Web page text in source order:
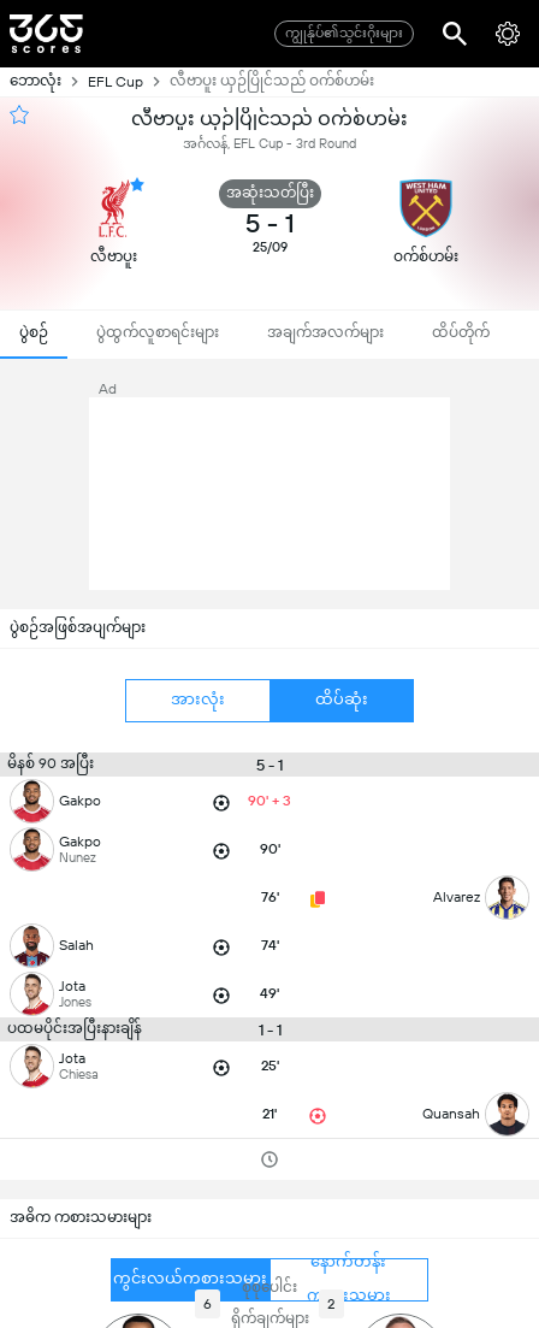
ကျွုန်ုပ်၏သွင်းဂိုးများ
ဘောလုံး EFL Cup လီဗာပူး ယှဉ်ပြိုင်သည် ဝက်စ်ဟမ်း
လီဗာပူး ယှဉ်ပြိုင်သည် ဝက်စ်ဟမ်း
အင်္ဂလန်, EFL Cup - 3rd Round
လီဗာပူး
အဆုံးသတ်ပြီး
5 - 1
25/09
ဝက်စ်ဟမ်း
ပွဲစဉ် ပွဲထွက်လူစာရင်းများ အချက်အလက်များ ထိပ်တိုက်
Ad
ပွဲစဉ်အဖြစ်အပျက်များ
အားလုံး ထိပ်ဆုံး
မိနစ် 90 အပြီး 5 - 1
Gakpo 90' + 3
Gakpo
Nunez 90'
76' Alvarez
Salah 74'
Jota
Jones 49'
ပထမပိုင်းအပြီးနားချိန် 1 - 1
Jota
Chiesa 25'
21' Quansah
အဓိက ကစားသမားများ
ကွင်းလယ်ကစားသမား
နောက်တန်း
ကစားသမား
6
စုစုပေါင်း
ရိုက်ချက်များ
2